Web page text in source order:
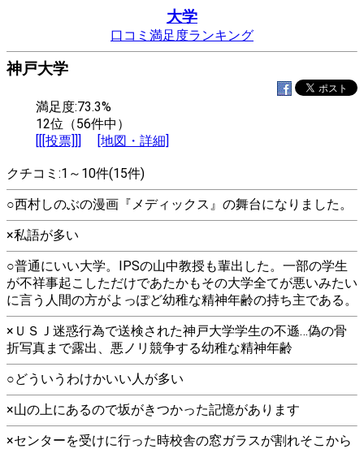
大学
口コミ満足度ランキング
神戸大学
満足度:73.3%
12位（56件中）
[[[投票]]]
[地図・詳細]
クチコミ:1～10件(15件)
○西村しのぶの漫画『メディックス』の舞台になりました。
×私語が多い
○普通にいい大学。IPSの山中教授も輩出した。一部の学生
が不祥事起こしただけであたかもその大学全てが悪いみたい
に言う人間の方がよっぽど幼稚な精神年齢の持ち主である。
×ＵＳＪ迷惑行為で送検された神戸大学学生の不遜…偽の骨
折写真まで露出、悪ノリ競争する幼稚な精神年齢
○どういうわけかいい人が多い
×山の上にあるので坂がきつかった記憶があります
×センターを受けに行った時校舎の窓ガラスが割れそこから